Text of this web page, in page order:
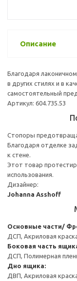
Описание
Благодаря
в других стилях и в
самостоятельный
Артикул: 604.735.53
Стопоры
Благодаря отделке
к стене.
Этот товар
использования.
Дизайнер:
Johanna Asshoff
Основные части/
ДСП, Акриловая
Боковая часть
ДСП, Полимерная
Дно ящика:
ДВП, Акриловая